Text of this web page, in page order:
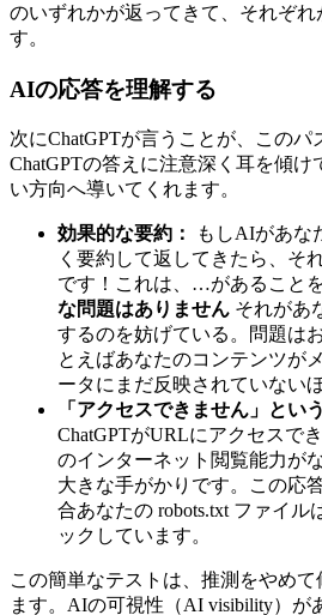
のいずれかが返ってきて、それぞれ
す。
AIの応答を理解する
次にChatGPTが言うことが、このパ
ChatGPTの答えに注意深く耳を傾け
い方向へ導いてくれます。
効果的な要約：
もしAIがあな
く要約して返してきたら、そ
です！これは、…があること
な問題はありません それがあ
するのを妨げている。問題は
とえばあなたのコンテンツが
ータにまだ反映されていない
「アクセスできません」とい
ChatGPTがURLにアクセスで
のインターネット閲覧能力が
大きな手がかりです。この応
合あなたの robots.txt ファイル
ックしています。
この簡単なテストは、推測をやめ
ます。AIの可視性（AI visibility）が